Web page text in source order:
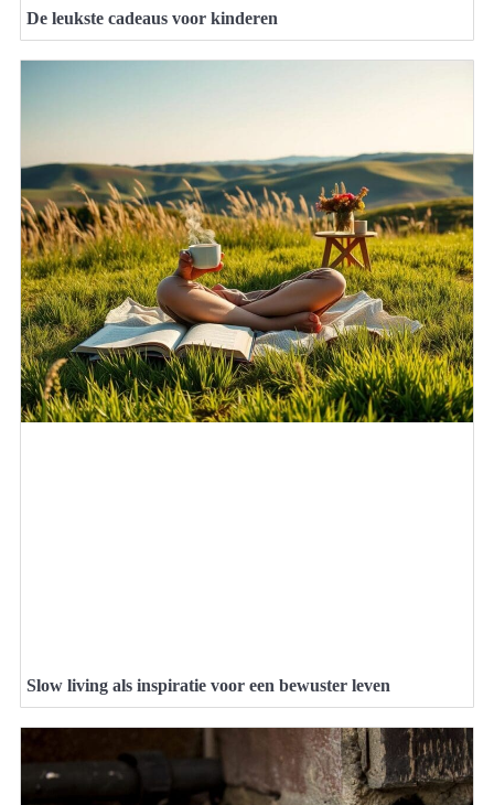
De leukste cadeaus voor kinderen
Slow living als inspiratie voor een bewuster leven